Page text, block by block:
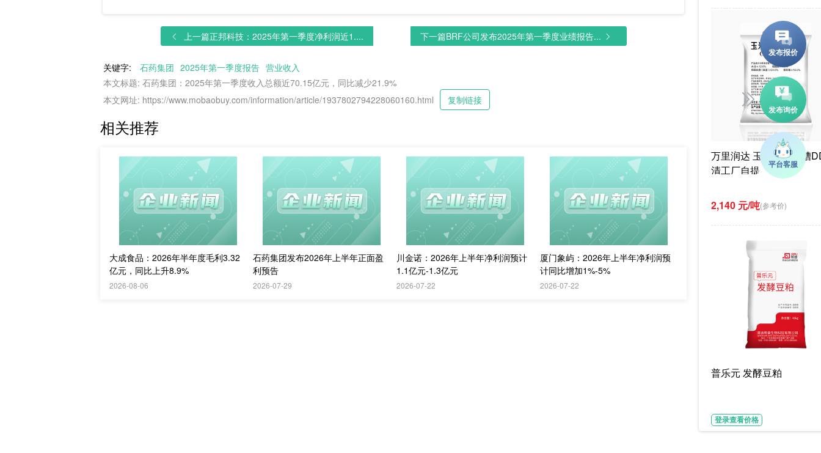
上一篇正邦科技：2025年第一季度净利润近1.... 下一篇BRF公司发布2025年第一季度业绩报告...
关键字: 石药集团 2025年第一季度报告 营业收入
本文标题: 石药集团：2025年第一季度收入总额近70.15亿元，同比减少21.9%
本文网址: https://www.mobaobuy.com/information/article/1937802794228060160.html
复制链接
相关推荐
大成食品：2026年半年度毛利3.32
亿元，同比上升8.9%
2026-08-06
石药集团发布2026年上半年正面盈
利预告
2026-07-29
川金诺：2026年上半年净利润预计
1.1亿元-1.3亿元
2026-07-22
厦门象屿：2026年上半年净利润预
计同比增加1%-5%
2026-07-22
万里润达 玉米干酒精糟
清工厂自提
2,140 元/吨(参考价)
普乐元 发酵豆粕
登录查看价格